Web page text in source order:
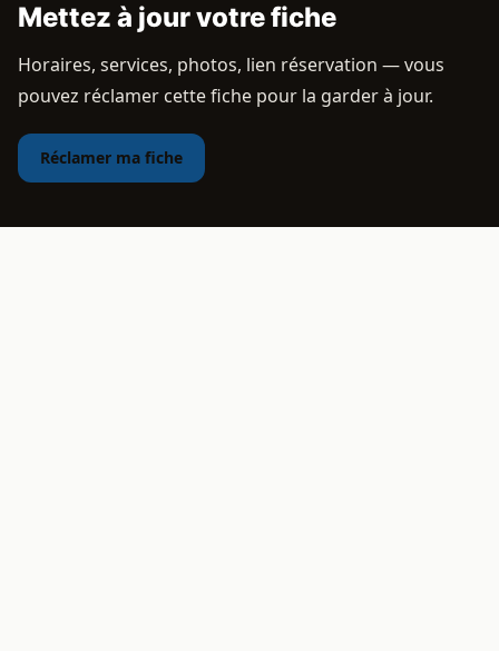
Mettez à jour votre fiche
Horaires, services, photos, lien réservation — vous
pouvez réclamer cette fiche pour la garder à jour.
Réclamer ma fiche